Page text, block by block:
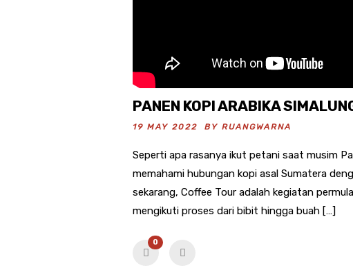
PANEN KOPI ARABIKA
19 MAY 2022 BY RUANGWARNA
Seperti apa rasanya ikut petani saat musim
memahami hubungan kopi asal Sumatera
sekarang, Coffee Tour adalah kegiatan
mengikuti proses dari bibit hingga buah […]
0